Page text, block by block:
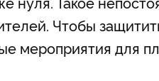
Чтобы
мероприятия для